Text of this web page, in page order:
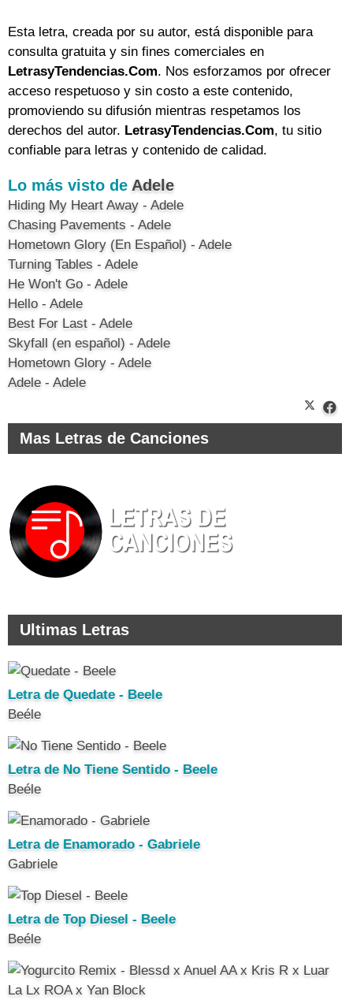
Esta letra, creada por su autor, está disponible para
consulta gratuita y sin fines comerciales en
LetrasyTendencias.Com. Nos esforzamos por ofrecer
acceso respetuoso y sin costo a este contenido,
promoviendo su difusión mientras respetamos los
derechos del autor. LetrasyTendencias.Com, tu sitio
confiable para letras y contenido de calidad.
Lo más visto de Adele
Hiding My Heart Away - Adele
Chasing Pavements - Adele
Hometown Glory (En Español) - Adele
Turning Tables - Adele
He Won't Go - Adele
Hello - Adele
Best For Last - Adele
Skyfall (en español) - Adele
Hometown Glory - Adele
Adele - Adele
Mas Letras de Canciones
Ultimas Letras
Letra de Quedate - Beele
Beéle
Letra de No Tiene Sentido - Beele
Beéle
Letra de Enamorado - Gabriele
Gabriele
Letra de Top Diesel - Beele
Beéle